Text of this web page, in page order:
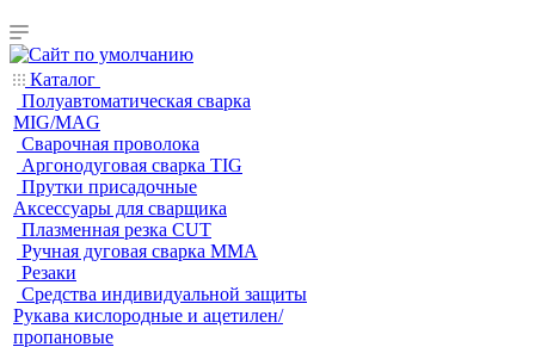
Каталог
Полуавтоматическая сварка
MIG/MAG
Cварочная проволока
Аргонодуговая сварка TIG
Прутки присадочные
Аксессуары для сварщика
Плазменная резка CUT
Ручная дуговая сварка MMA
Резаки
Средства индивидуальной защиты
Рукава кислородные и ацетилен/
пропановые